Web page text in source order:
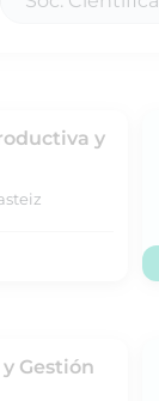
y
Gestión